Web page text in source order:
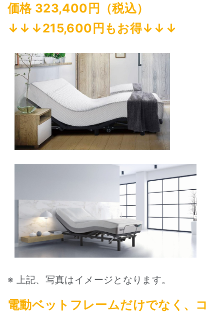
価格 323,400円（税込）
↓↓↓215,600円もお得↓↓↓
※ 上記、写真はイメージとなります。
電動ベットフレームだけでなく、コ